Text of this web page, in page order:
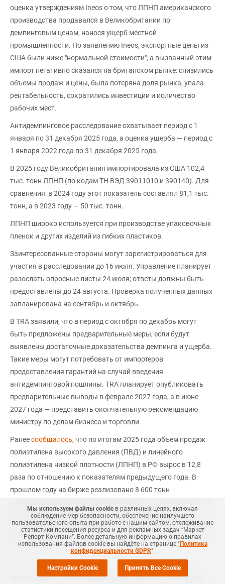
оценка утверждениям Ineos о том, что ЛПНП американского
производства продавался в Великобритании по
демпинговым ценам, нанося ущерб местной
промышленности. По заявлению Ineos, экспортные цены из
США были ниже "нормальной стоимости", а вызванный этим
импорт негативно сказался на британском рынке: снизились
объемы продаж и цены, была потеряна доля рынка, упала
рентабельность, сократились инвестиции и количество
рабочих мест.
Антидемпинговое расследование охватывает период с 1
января по 31 декабря 2025 года, а оценка ущерба — период с
1 января 2022 года по 31 декабря 2025 года.
В 2025 году Великобритания импортировала из США 102,4
тыс. тонн ЛПНП (по кодам ТН ВЭД 39011010 и 390140). Для
сравнения: в 2024 году этот показатель составлял 81,1 тыс.
тонн, а в 2023 году — 50 тыс. тонн.
ЛПНП широко используется при производстве упаковочных
пленок и других изделий из гибких пластиков.
Заинтересованные стороны могут зарегистрироваться для
участия в расследовании до 16 июля. Управление планирует
разослать опросные листы 24 июля; ответы должны быть
предоставлены до 24 августа. Проверка полученных данных
запланирована на сентябрь и октябрь.
В TRA заявили, что в период с октября по декабрь могут
быть предложены предварительные меры, если будут
выявлены достаточные доказательства демпинга и ущерба.
Такие меры могут потребовать от импортеров
предоставления гарантий на случай введения
антидемпинговой пошлины. TRA планирует опубликовать
предварительные выводы в феврале 2027 года, а в июне
2027 года — представить окончательную рекомендацию
министру по делам бизнеса и торговли.
Ранеесообщалось, что по итогам 2025 года объем продаж
полиэтилена высокого давления (ПВД) и линейного
полиэтилена низкой плотности (ЛПНП) в РФ вырос в 12,8
раза по отношению к показателям предыдущего года. В
прошлом году на бирже реализовано 8 600 тонн
всего объема произведенного в стране, отмечает пресс-
служба Петербургской биржи. Продажи полипропилена за 4
месяца 2026 года составили 9 474 тонны.
НЕФТЕХИМИЯ #ЛПЭНП #ВЕЛИКОБРИТАНИЯ #США #НОВОСТЬ
Мы используем файлы cookieв различных целях, включая
соблюдение мер безопасности, обеспечение наилучшего
пользовательского опыта при работе с нашим сайтом, отслеживание
статистики посещения ресурса и для рекламных задач “Маркет
Репорт Компани”. Более детальную информацию о правилах
использования файлов cookie вы найдёте на странице "Политика
конфиденциальности GDPR".
Настройки Cookie Принять Все Cookie